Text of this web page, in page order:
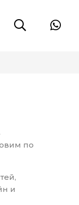
по
и